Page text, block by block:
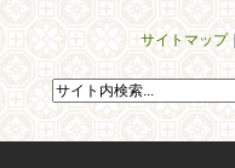
サイトマップ｜